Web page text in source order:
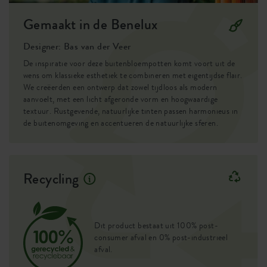
De ronde vormen van de pot doen het goed in combinatie
met wilde, grote tuinplanten. De klassieke bloempot is
gemaakt met een stoere, grove textuur van hoge kwaliteit
en is beschikbaar in verschillende, natuurlijke kleuren: de
perfecte match voor de groene vibes van je favoriete
planten.
Wielen
nee
Waterreservoir
Drainagesysteem
ja
Verhoogde bodem
nee
Boorgaten
ja
Container proof
SKU
0716719543100
Gemaakt in de Benelux
Designer: Bas van der Veer
De inspiratie voor deze buitenbloempotten komt voort uit de
wens om klassieke esthetiek te combineren met eigentijdse flair.
We creëerden een ontwerp dat zowel tijdloos als modern
aanvoelt, met een licht afgeronde vorm en hoogwaardige
textuur. Rustgevende, natuurlijke tinten passen harmonieus in
de buitenomgeving en accentueren de natuurlijke sferen.
Recycling
Dit product bestaat uit 100% post-
consumer afval en 0% post-industrieel
afval.